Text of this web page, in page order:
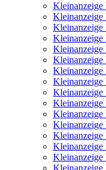
Kleinanzeige
Kleinanzeige
Kleinanzeige
Kleinanzeige
Kleinanzeige
Kleinanzeige
Kleinanzeige
Kleinanzeige
Kleinanzeige
Kleinanzeige
Kleinanzeige
Kleinanzeige
Kleinanzeige
Kleinanzeige
Kleinanzeige
Kleinanzeige